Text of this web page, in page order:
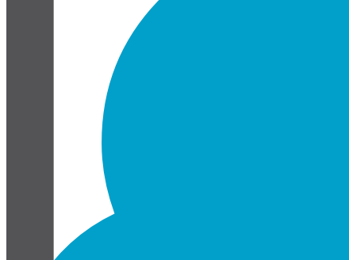
Configurações de Cookies
Whitepaper de segurança e privacidade